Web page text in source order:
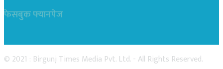
फेसबुक फ्यानपेज
© 2021 : Birgunj Times Media Pvt. Ltd. - All Rights Reserved.